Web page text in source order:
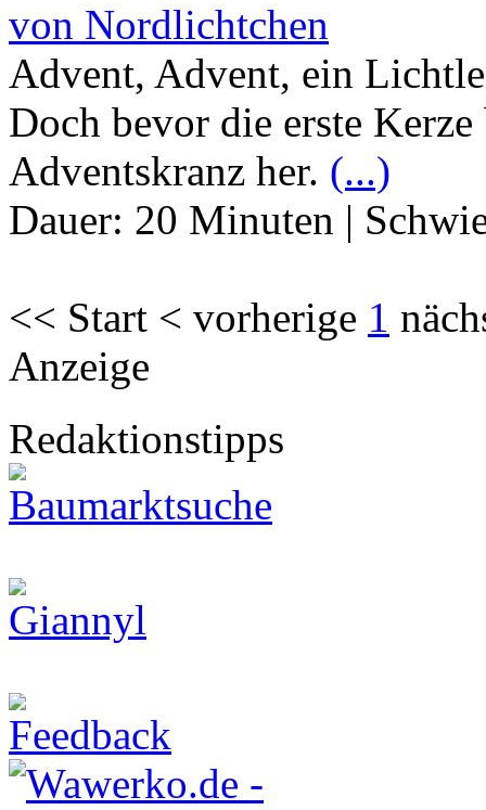
von Nordlichtchen
Advent, Advent, ein
Doch bevor die erste
Adventskranz her. (...)
Dauer: 20 Minuten |
<< Start < vorherige 1
Anzeige
Redaktionstipps